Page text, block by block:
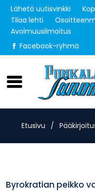
Lähetä uutisvinkki
Tilaa lehti
Avoimuusilmoitus
Facebook-ryhmä
Lauantai 8.8.2026
Etusivu /
Byrokratian peikko